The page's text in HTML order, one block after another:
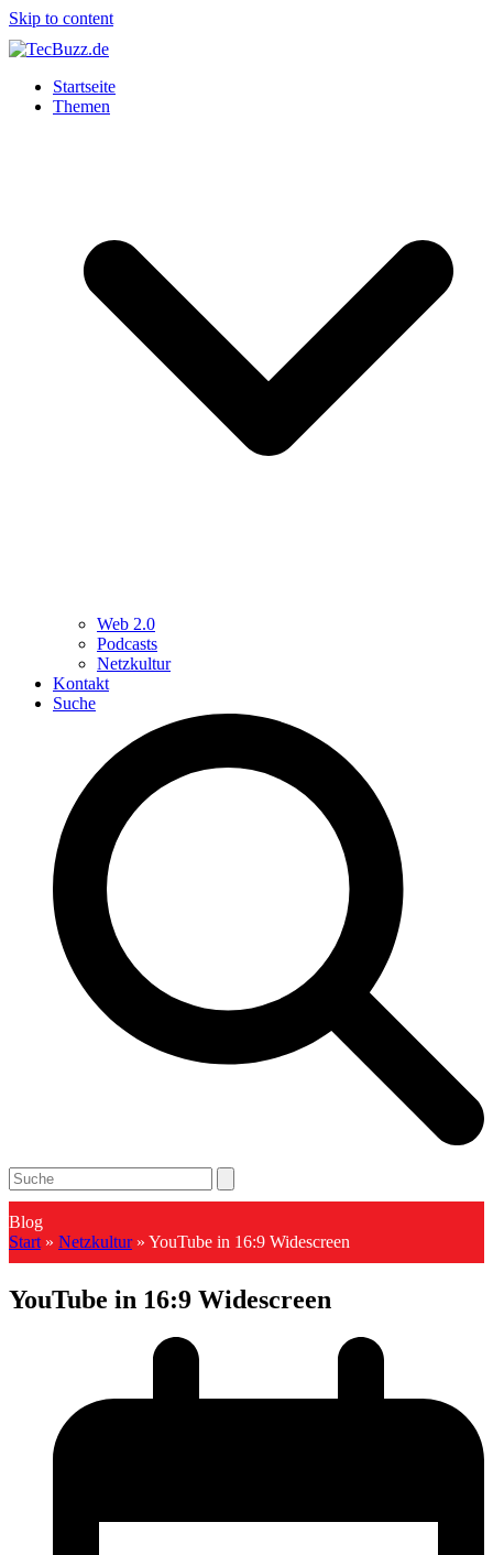
Skip to content
Startseite
Themen
Web 2.0
Podcasts
Netzkultur
Kontakt
Suche
Open
mobile
menu
Close
mobile
menu
Search
Blog
Start » Netzkultur» YouTube in 16:9 Widescreen
YouTube in 16:9 Widescreen